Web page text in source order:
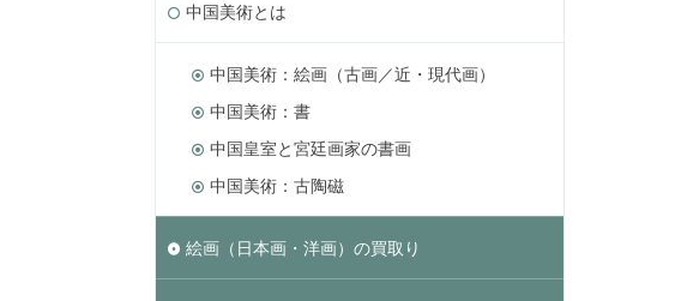
中国美術とは
中国美術：絵画（古画／近・現代画）
中国美術：書
中国皇室と宮廷画家の書画
中国美術：古陶磁
絵画（日本画・洋画）の買取り